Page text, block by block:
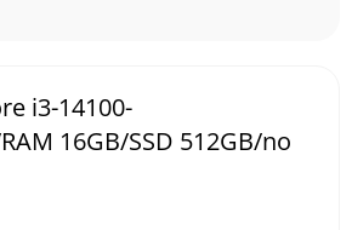
i3-14100-
16GB/SSD 512GB/no